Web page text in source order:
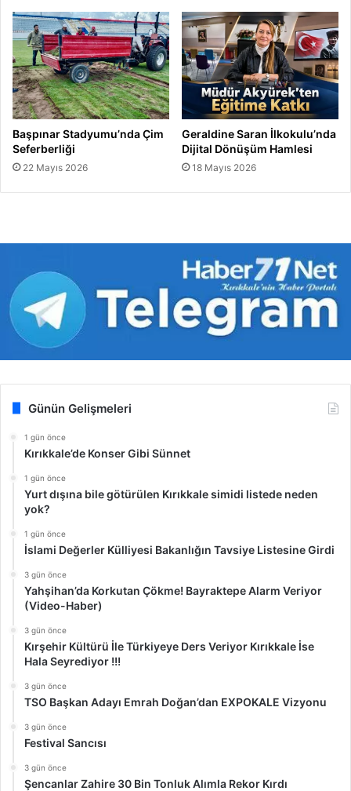
Başpınar Stadyumu’nda Çim
Seferberliği
22 Mayıs 2026
Geraldine Saran İlkokulu’nda
Dijital Dönüşüm Hamlesi
18 Mayıs 2026
Günün Gelişmeleri
1 gün önce
Kırıkkale’de Konser Gibi Sünnet
1 gün önce
Yurt dışına bile götürülen Kırıkkale simidi listede neden
yok?
1 gün önce
İslami Değerler Külliyesi Bakanlığın Tavsiye Listesine Girdi
3 gün önce
Yahşihan’da Korkutan Çökme! Bayraktepe Alarm Veriyor
(Video-Haber)
3 gün önce
Kırşehir Kültürü İle Türkiyeye Ders Veriyor Kırıkkale İse
Hala Seyrediyor !!!
3 gün önce
TSO Başkan Adayı Emrah Doğan’dan EXPOKALE Vizyonu
3 gün önce
Festival Sancısı
3 gün önce
Şencanlar Zahire 30 Bin Tonluk Alımla Rekor Kırdı